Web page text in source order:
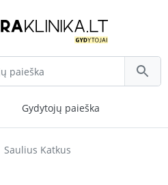
Gydytojų paieška
Saulius Katkus